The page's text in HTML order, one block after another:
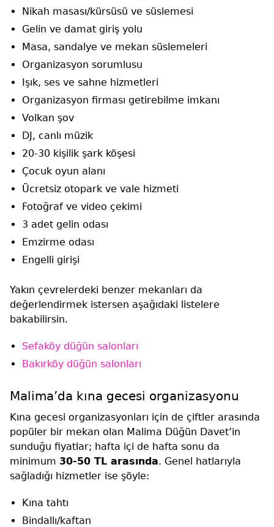
Nikah masası/kürsüsü ve süslemesi
Gelin ve damat giriş yolu
Masa, sandalye ve mekan süslemeleri
Organizasyon sorumlusu
Işık, ses ve sahne hizmetleri
Organizasyon firması getirebilme imkanı
Volkan şov
DJ, canlı müzik
20-30 kişilik şark köşesi
Çocuk oyun alanı
Ücretsiz otopark ve vale hizmeti
Fotoğraf ve video çekimi
3 adet gelin odası
Emzirme odası
Engelli girişi
Yakın çevrelerdeki benzer mekanları da
değerlendirmek istersen aşağıdaki listelere
bakabilirsin.
Sefaköy düğün salonları
Bakırköy düğün salonları
Malima’da kına gecesi organizasyonu
Kına gecesi organizasyonları için de çiftler arasında
popüler bir mekan olan Malima Düğün Davet’in
sunduğu fiyatlar; hafta içi de hafta sonu da
minimum 30-50 TL arasında. Genel hatlarıyla
sağladığı hizmetler ise şöyle:
Kına tahtı
Bindallı/kaftan